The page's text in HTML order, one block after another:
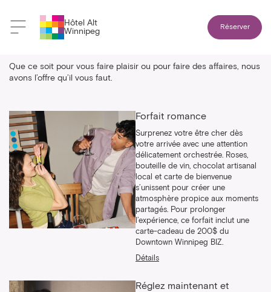
Hôtel Alt
Winnipeg
Réserver
Que ce soit pour vous faire plaisir ou pour faire des affaires, nous
avons l’offre qu’il vous faut.
Forfait romance
Surprenez votre être cher dès
votre arrivée avec une attention
délicatement orchestrée. Roses,
bouteille de vin, chocolat artisanal
local et carte de bienvenue
s’unissent pour créer une
atmosphère propice aux moments
partagés. Pour prolonger
l’expérience, ce forfait inclut une
carte-cadeau de 200$ du
Downtown Winnipeg BIZ.
Détails
Réglez maintenant et